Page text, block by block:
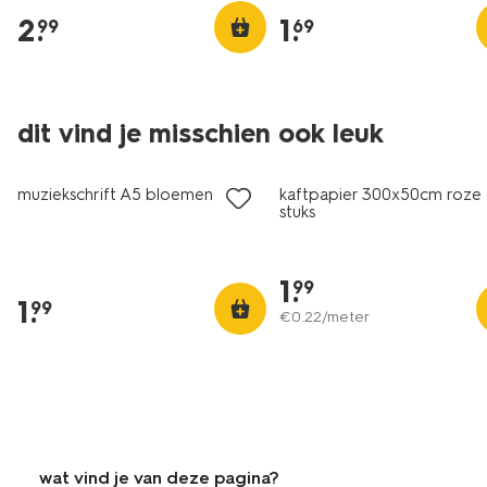
2.
99 1.
69
dit vind je misschien ook leuk
nieuw
muziekschrift A5 bloemen
1.
99
nieuw
kaftpapier 300x50cm roze
stuks
1.
99
€0.22/meter
wat vind je van deze pagina?